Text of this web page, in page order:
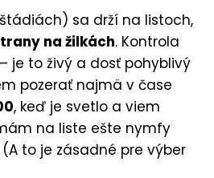
sa drží na listoch,
na žilkách. Kontrola
je to živý a dosť pohyblivý
pozerať najmä v čase
, keď je svetlo a viem
na liste ešte nymfy
to je zásadné pre výber